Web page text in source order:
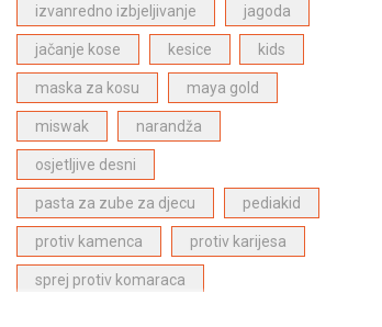
Proizvodi za djecu (1)
Najpopularniji proizvodi (27)
izvanredno izbjeljivanje jagoda
jačanje kose kesice kids
maska za kosu maya gold
miswak narandža
osjetljive desni
pasta za zube za djecu pediakid
protiv kamenca protiv karijesa
sprej protiv komaraca